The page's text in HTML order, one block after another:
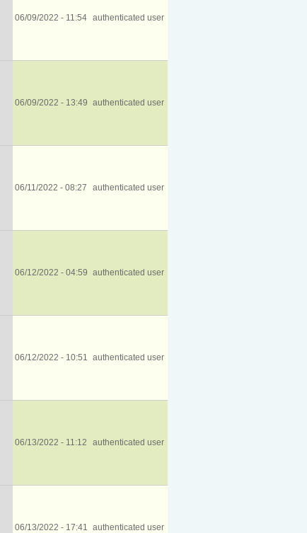
06/09/2022 - 11:54 authenticated user
06/09/2022 - 13:49 authenticated user
06/11/2022 - 08:27 authenticated user
06/12/2022 - 04:59 authenticated user
06/12/2022 - 10:51 authenticated user
06/13/2022 - 11:12 authenticated user
06/13/2022 - 17:41 authenticated user